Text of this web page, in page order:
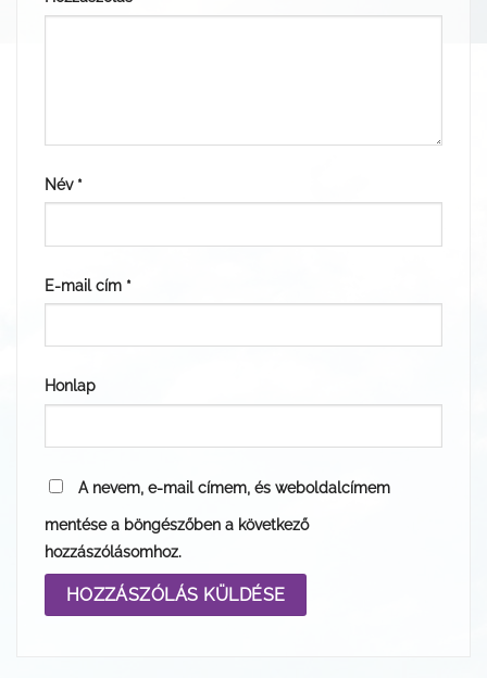
Név *
E-mail cím *
Honlap
A nevem, e-mail címem, és weboldalcímem
mentése a böngészőben a következő
hozzászólásomhoz.